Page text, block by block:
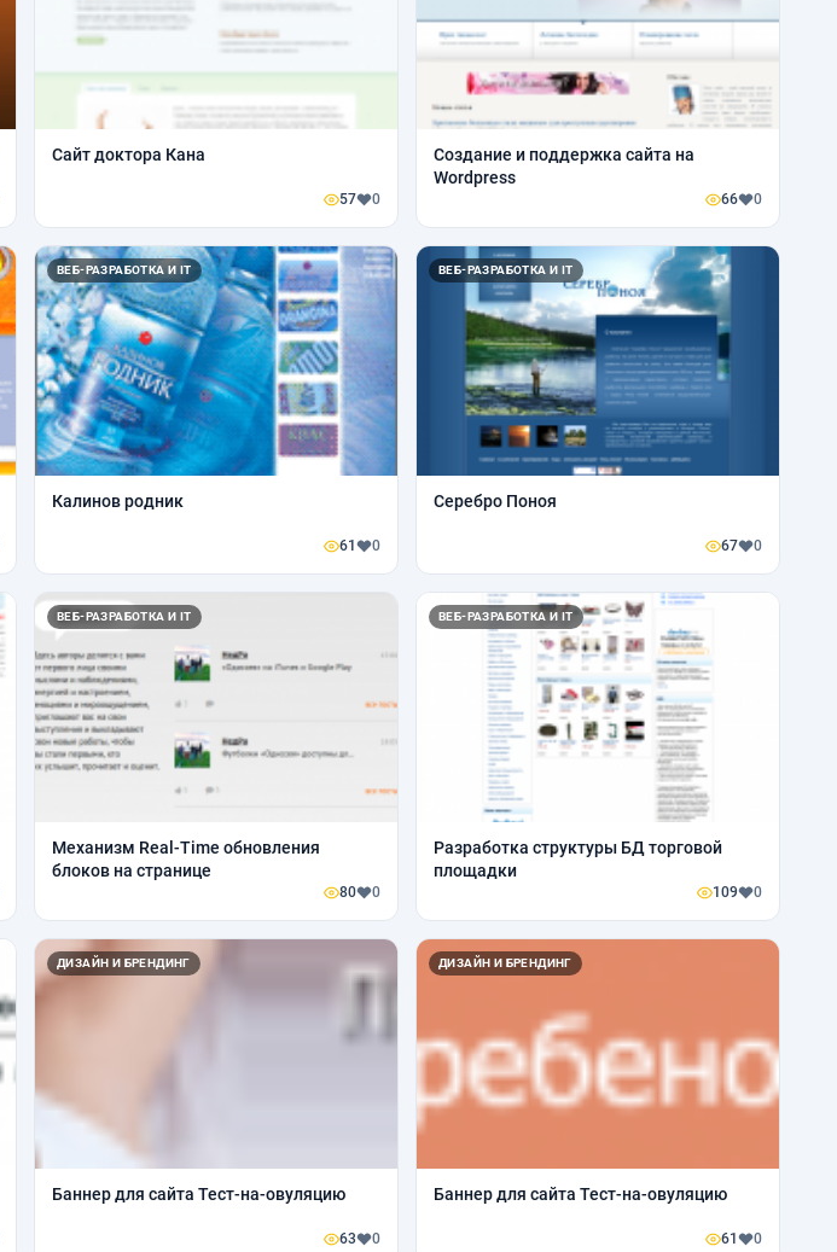
Сайт доктора Кана
57 0
Создание и поддержка сайта на
Wordpress
66 0
ВЕБ-РАЗРАБОТКА И IT
Калинов родник
61 0
ВЕБ-РАЗРАБОТКА И IT
Серебро Поноя
67 0
ВЕБ-РАЗРАБОТКА И IT
Механизм Real-Time обновления
блоков на странице
80 0
ВЕБ-РАЗРАБОТКА И IT
Разработка структуры БД торговой
площадки
109 0
ДИЗАЙН И БРЕНДИНГ
Баннер для сайта Тест-на-овуляцию
63 0
ДИЗАЙН И БРЕНДИНГ
Баннер для сайта Тест-на-овуляцию
61 0